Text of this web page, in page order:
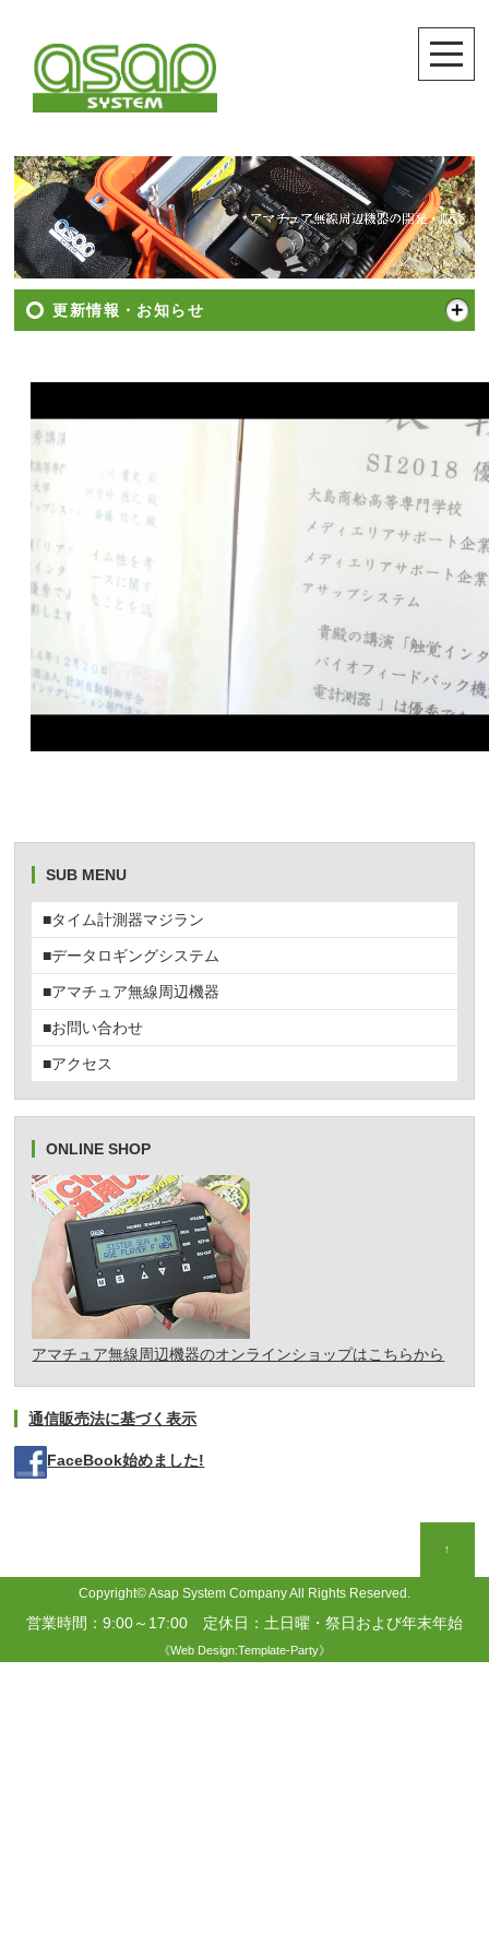
更新情報・お知らせ
SUB MENU
■タイム計測器マジラン
■データロギングシステム
■アマチュア無線周辺機器
■お問い合わせ
■アクセス
ONLINE SHOP
アマチュア無線周辺機器のオンラインショップはこちらから
通信販売法に基づく表示
FaceBook始めました!
↑
Copyright©Asap System CompanyAll Rights Reserved.
営業時間：9:00～17:00 定休日：土日曜・祭日および年末年始
《Web Design:Template-Party》